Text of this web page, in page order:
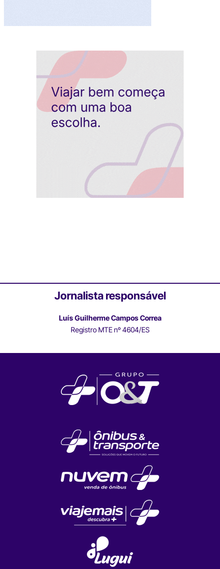
Jornalista responsável
Luís Guilherme Campos Correa
Registro MTE nº 4604/ES